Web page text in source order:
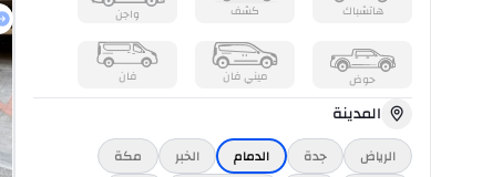
هاتشباك كشف واجن
حوض ميني فان فان
المدينة
الرياض جدة الدمام الخبر
مكة